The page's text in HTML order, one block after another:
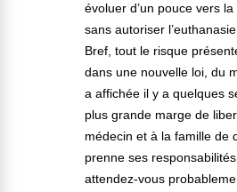
évoluer d’un pouce vers
sans autoriser l’euthanasie.
Bref, tout le risque
dans une nouvelle loi, du
a affichée il y a quelques
plus grande marge de
médecin et à la famille de
prenne ses
attendez-vous